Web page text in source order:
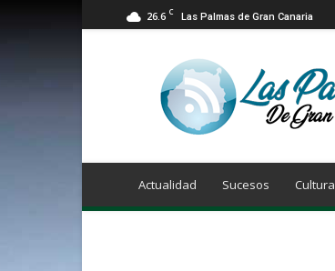
26.6 C Las Palmas de Gran Canaria
Las
Palmas
de
Canaria
Actualidad Sucesos Cultura